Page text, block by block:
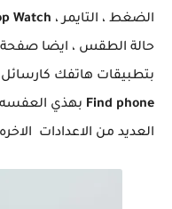
الضغط ، التايمر ، Watch
حالة الطقس ، ايضا
بتطبيقات هاتفك
Find phone بهذي العفسه
العديد من الاعدادات